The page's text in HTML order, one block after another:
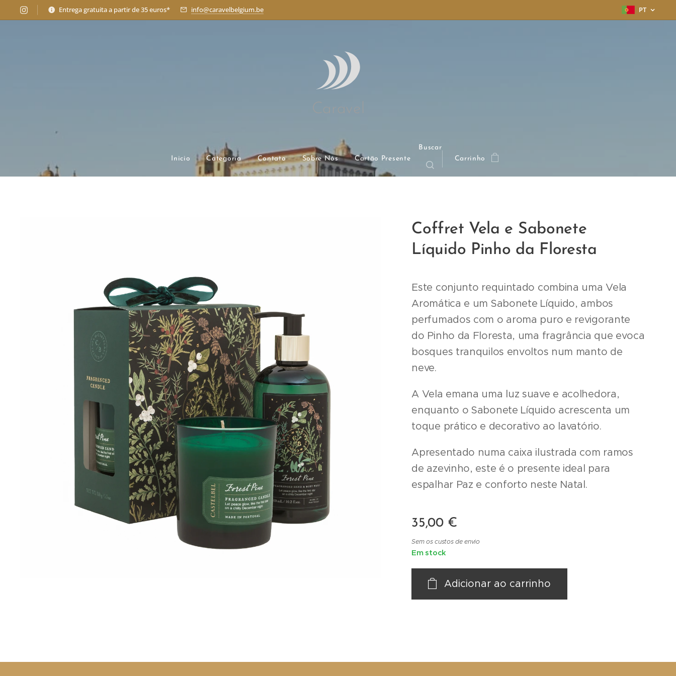
Entrega gratuita a partir de 35 euros* info@caravelbelgium.be PT
Caravel
Inicio Categoria Contato Sobre Nós Cartão Presente
Buscar
Carrinho
Coffret Vela e Sabonete
Líquido Pinho da Floresta
Este conjunto requintado combina uma Vela
Aromática e um Sabonete Líquido, ambos
perfumados com o aroma puro e revigorante
do Pinho da Floresta, uma fragrância que evoca
bosques tranquilos envoltos num manto de
neve.
A Vela emana uma luz suave e acolhedora,
enquanto o Sabonete Líquido acrescenta um
toque prático e decorativo ao lavatório.
Apresentado numa caixa ilustrada com ramos
de azevinho, este é o presente ideal para
espalhar Paz e conforto neste Natal.
35,00€
Sem os custos de envio
Em stock
Adicionar ao carrinho